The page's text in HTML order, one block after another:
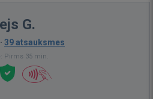
G.
· 39 atsauksmes
Pirms 35 min.